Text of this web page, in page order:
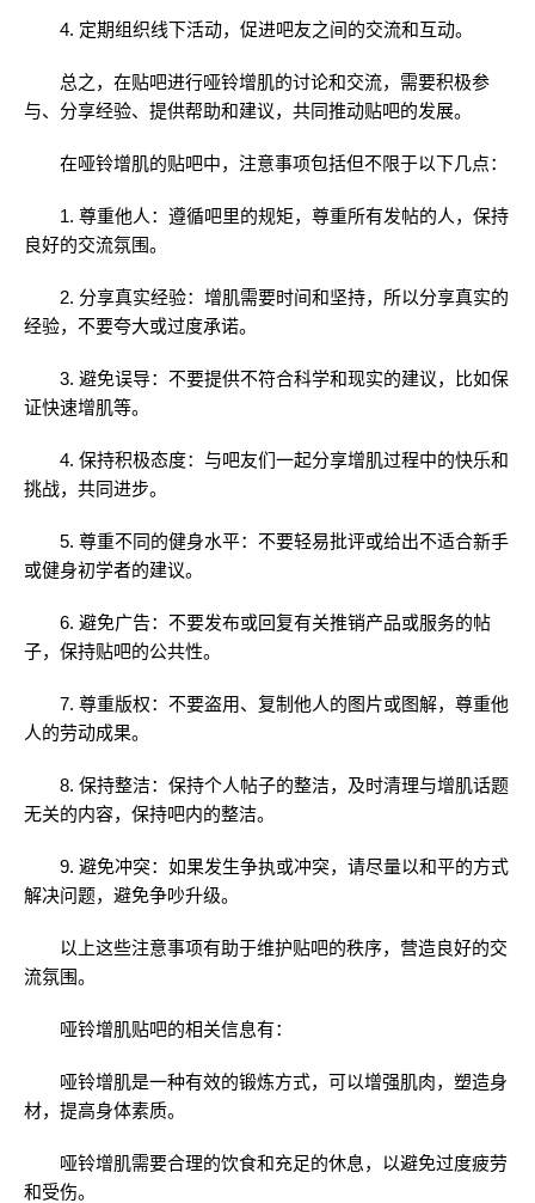
4. 定期组织线下活动，促进吧友之间的交流和互动。
总之，在贴吧进行哑铃增肌的讨论和交流，需要积极参
与、分享经验、提供帮助和建议，共同推动贴吧的发展。
在哑铃增肌的贴吧中，注意事项包括但不限于以下几点：
1. 尊重他人：遵循吧里的规矩，尊重所有发帖的人，保持
良好的交流氛围。
2. 分享真实经验：增肌需要时间和坚持，所以分享真实的
经验，不要夸大或过度承诺。
3. 避免误导：不要提供不符合科学和现实的建议，比如保
证快速增肌等。
4. 保持积极态度：与吧友们一起分享增肌过程中的快乐和
挑战，共同进步。
5. 尊重不同的健身水平：不要轻易批评或给出不适合新手
或健身初学者的建议。
6. 避免广告：不要发布或回复有关推销产品或服务的帖
子，保持贴吧的公共性。
7. 尊重版权：不要盗用、复制他人的图片或图解，尊重他
人的劳动成果。
8. 保持整洁：保持个人帖子的整洁，及时清理与增肌话题
无关的内容，保持吧内的整洁。
9. 避免冲突：如果发生争执或冲突，请尽量以和平的方式
解决问题，避免争吵升级。
以上这些注意事项有助于维护贴吧的秩序，营造良好的交
流氛围。
哑铃增肌贴吧的相关信息有：
哑铃增肌是一种有效的锻炼方式，可以增强肌肉，塑造身
材，提高身体素质。
哑铃增肌需要合理的饮食和充足的休息，以避免过度疲劳
和受伤。